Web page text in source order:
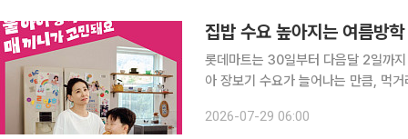
집밥 수요 높아지는 여름방
롯데마트는 30일부터 다음달 2일까
아 장보기 수요가 늘어나는 만큼, 먹
나볼 수 있다. 채소도 농림축산식품부
2026-07-29 06:00